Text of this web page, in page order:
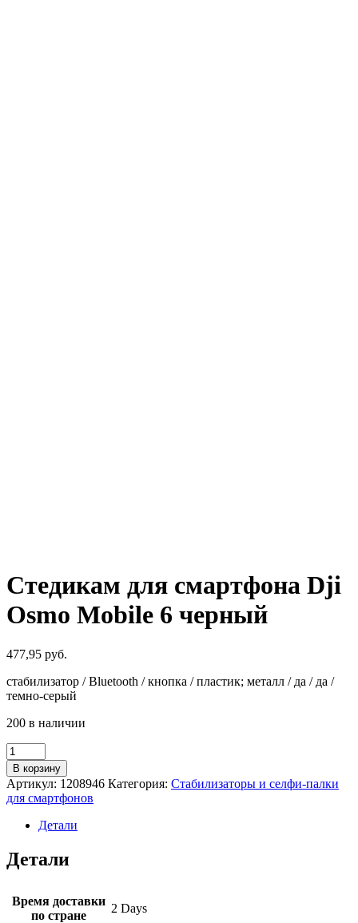
Стедикам для смартфона Dji
Osmo Mobile 6 черный
477,95 руб.
стабилизатор / Bluetooth / кнопка / пластик; металл / да / да /
темно-серый
200 в наличии
Количество
товара
Стедикам
для
смартфона
Mobile
6
В корзину
Артикул: 1208946 Категория: Стабилизаторы и селфи-палки
для смартфонов
Детали
Детали
Время доставки
по стране
2 Days